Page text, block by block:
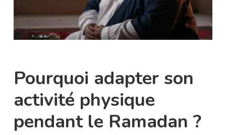
Pourquoi adapter son
activité physique
pendant le Ramadan ?